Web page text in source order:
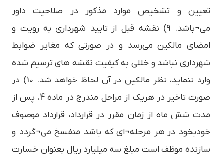
تعیین و تشخیص موارد مذکور در صلاحیت داور
می¬باشد. 9) نقشه قبل از تایید شهرداری به رویت و
امضای مالکین می‌رسد و در صورتی که مغایر ضوابط
شهرداری نباشد و خللی به کیفیت نقشه های ترسیم شده
وارد ننماید، نظر مالکین در آن لحاظ خواهد شد. 10) در
صورت تاخیر در هریک از مراحل مندرج در ماده 4، پس از
مدت شش ماه از زمان مقرر در قرارداد، قرارداد موصوف
خودبخود در هر مرحله¬ای که باشد منفسخ می¬گردد و
سازنده موظف است مبلغ سه میلیارد ریال بعنوان خسارت